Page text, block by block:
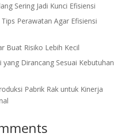
Sering Jadi Kunci Efisiensi
Perawatan Agar Efisiensi
Buat Risiko Lebih Kecil
yang Dirancang Sesuai Kebutuhan
Pabrik Rak untuk Kinerja